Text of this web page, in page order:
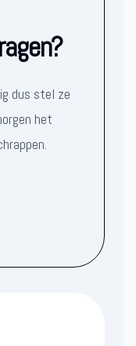
dus stel ze
het